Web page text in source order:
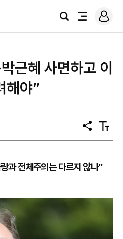
검
전
로
그
근혜 사면하고 이
해야”
공
유
텍
스
과 전체주의는 다르지 않나”